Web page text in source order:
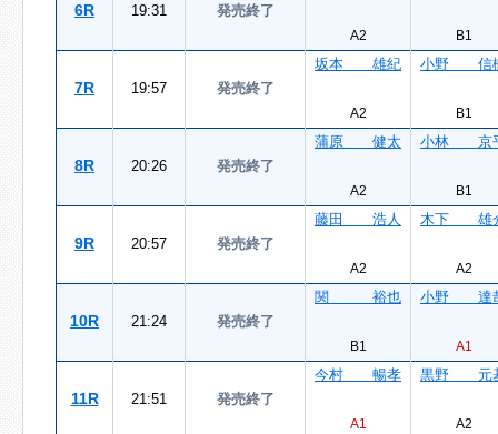
6R 19:31 発売終了
A2 B1
7R 19:57 発売終了
坂本 雄紀
A2
小野 信
B1
8R 20:26 発売終了
蒲原 健太
A2
小林 京
B1
9R 20:57 発売終了
藤田 浩人
A2
木下 雄
A2
10R 21:24 発売終了
関 裕也
B1
小野 達
A1
11R 21:51 発売終了
今村 暢孝
A1
黒野 元
A2